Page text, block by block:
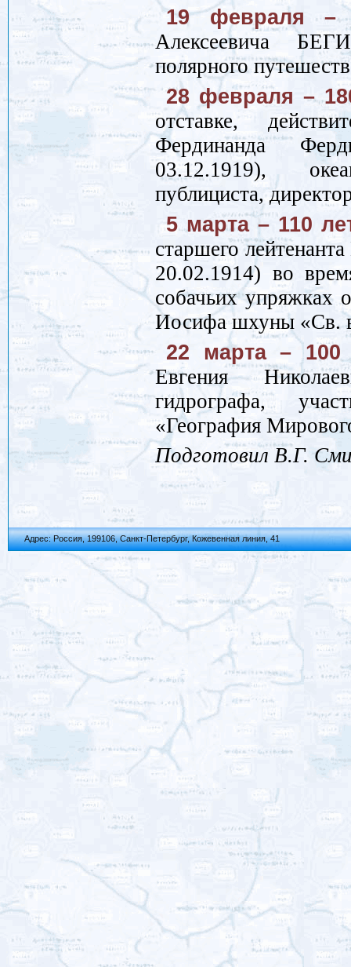
19 февраля –
Алексеевича
полярного
28 февраля –
отставке,
Фердинанда
03.12.1919),
публициста,
5 марта – 110
старшего
20.02.1914) во
собачьих упряжках
Иосифа шхуны «Св.
22 марта – 100
Евгения
гидрографа,
«География
Подготовил В.Г.
Адрес: Россия, 199106, Санкт-Петербург, Кожевенная линия, 41